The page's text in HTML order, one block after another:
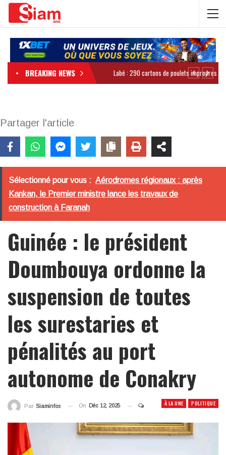
BREAKING NEWS
Partager l'article
Sélectionné pour vous : Aérodromes régionaux : après
Kankan, le Premier ministre lance les travaux de
construction à Faranah
Guinée : le président
Doumbouya ordonne la
suspension de toutes
les surestaries et
pénalités au port
autonome de Conakry
À LA UNE POLITIQUE
Par Siaminfos On Déc 12, 2025